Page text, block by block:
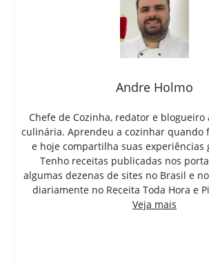
Andre Holmo
Chefe de Cozinha, redator e
culinária. Aprendeu a cozinhar quando
e hoje compartilha suas experiências
Tenho receitas publicadas nos
algumas dezenas de sites no Brasil e
diariamente no Receita Toda Hora e
Veja mais